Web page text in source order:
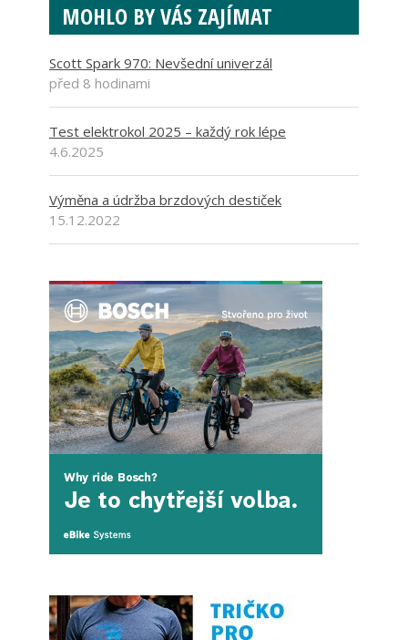
MOHLO BY VÁS ZAJÍMAT
Scott Spark 970: Nevšední univerzál
před 8 hodinami
Test elektrokol 2025 – každý rok lépe
4.6.2025
Výměna a údržba brzdových destiček
15.12.2022